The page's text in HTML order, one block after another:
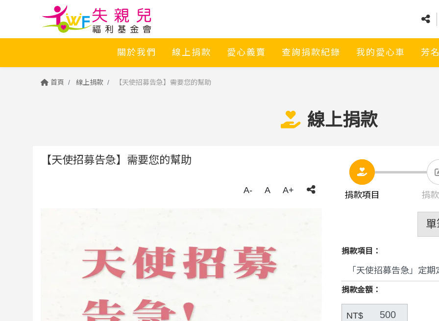
關於我們 線上捐款 愛心義賣 查詢捐款紀錄 我的愛心車 芳
首頁 線上捐款 【天使招募告急】需要您的幫助
線上捐款
【天使招募告急】需要您的幫助
A- A A+ 捐款項目 捐
捐款項目：
捐款金額：
NT$